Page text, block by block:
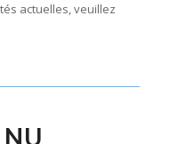
actuelles, veuillez